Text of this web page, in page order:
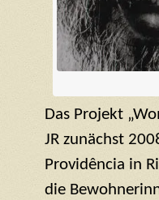
Das Projekt
JR zunächst
Providência in
die